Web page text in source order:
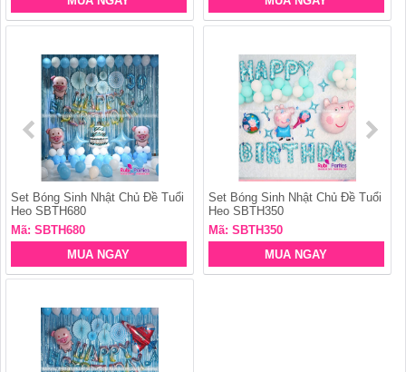
Set Bóng Sinh Nhật Chủ Đề Tuổi
Heo SBTH680
Mã: SBTH680
MUA NGAY
Set Bóng Sinh Nhật Chủ Đề Tuổi
Heo SBTH350
Mã: SBTH350
MUA NGAY